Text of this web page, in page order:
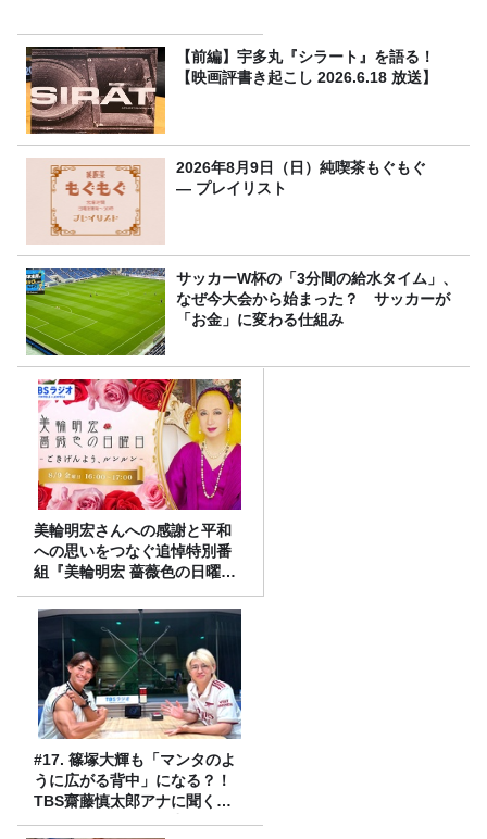
【前編】宇多丸『シラート』を語る！
【映画評書き起こし 2026.6.18 放送】
2026年8月9日（日）純喫茶もぐもぐ
― プレイリスト
サッカーW杯の「3分間の給水タイム」、
なぜ今大会から始まった？ サッカーが
「お金」に変わる仕組み
美輪明宏さんへの感謝と平和
への思いをつなぐ追悼特別番
組『美輪明宏 薔薇色の日曜日
～ごきげんよう、ルンルン
～』8/9（日）16時放送
#17. 篠塚大輝も「マンタのよ
うに広がる背中」になる？！
TBS齋藤慎太郎アナに聞くメ
ンズフィジークの魅力！！